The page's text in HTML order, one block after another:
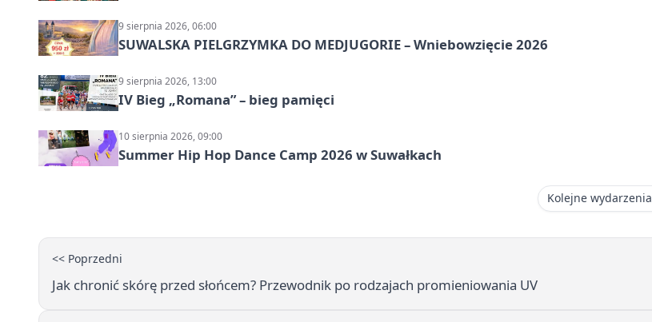
9 sierpnia 2026, 06:00
SUWALSKA PIELGRZYMKA DO MEDJUGORIE – Wniebowzięcie 2026
9 sierpnia 2026, 13:00
IV Bieg „Romana” – bieg pamięci
10 sierpnia 2026, 09:00
Summer Hip Hop Dance Camp 2026 w Suwałkach
Kolejne wydarzenia
<< Poprzedni
Jak chronić skórę przed słońcem? Przewodnik po rodzajach promieniowania UV